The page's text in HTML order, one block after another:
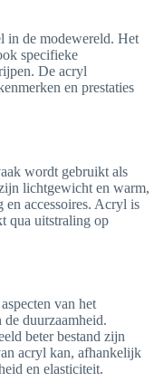
in de modewereld. Het
specifieke
De acryl
en prestaties
wordt gebruikt als
lichtgewicht en warm,
accessoires. Acryl is
qua uitstraling op
van het
duurzaamheid.
beter bestand zijn
acryl kan, afhankelijk
en elasticiteit.